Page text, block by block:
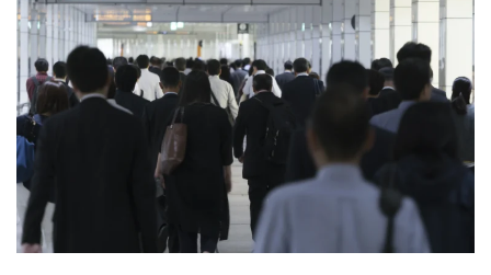
復職者の心理的リスク ③：評価を気にした「SOSの封印」
人事労務担当者の「経験と勘」頼みが招く判断ミス
休職を繰り返さないための企業向けの対処方法
「日常生活」と「就労」の乖離を埋める、三職種一体型の支
「慣らし勤務」と「業務制限」の強制的なルール化
見通し（プラン）の可視化で「安心」を与える
採用強化よりも重要？「見えないコスト」の深刻さ